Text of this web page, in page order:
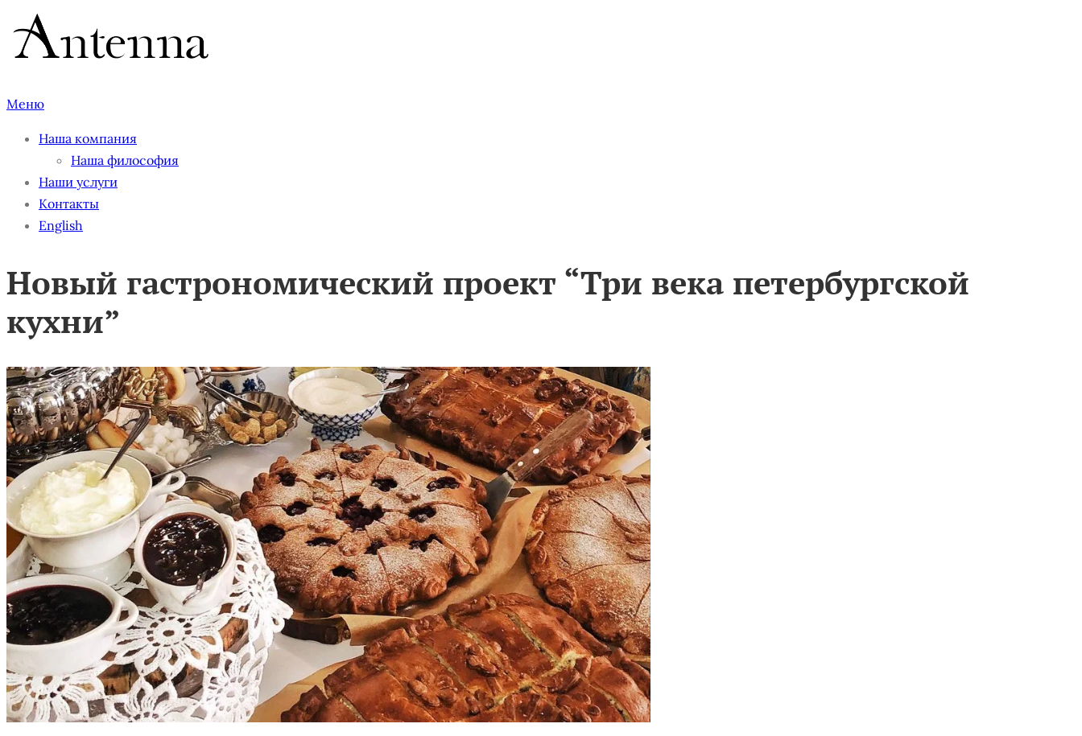
Перейти
содержимому
Меню
Наша компания
Наша философия
Наши услуги
Контакты
English
Новый гастрономический проект “Три века петербургской
кухни”